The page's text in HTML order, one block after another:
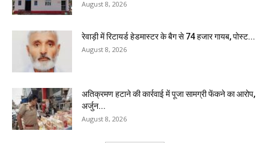
August 8, 2026
रेवाड़ी में रिटायर्ड हेडमास्टर के बैग से ₹74 हजार गायब, पोस्ट...
August 8, 2026
अतिक्रमण हटाने की कार्रवाई में पूजा सामग्री फेंकने का आरोप,
अर्जुन...
August 8, 2026